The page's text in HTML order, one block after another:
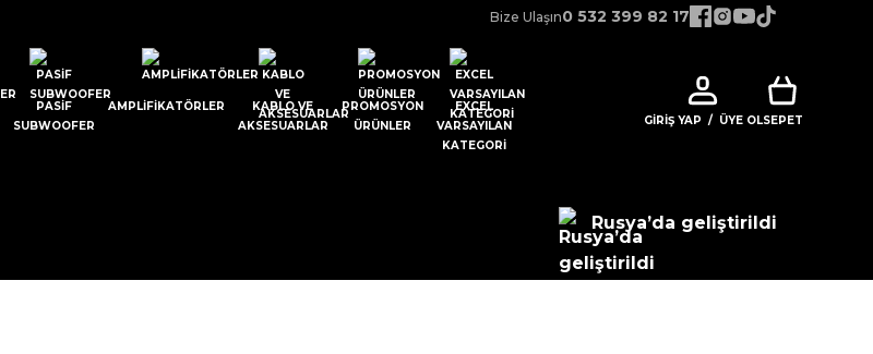
Bize Ulaşın0 532 399 82 17
PASIF
SUBWOOFER
AMPLIFIKATÖRLER
KABLO VE
AKSESUARLAR
PROMOSYON
ÜRÜNLER
EXCEL
VARSAYILAN
KATEGORI
GIRIŞ YAP / ÜYE OLSEPET
Rusya’da geliştirildi